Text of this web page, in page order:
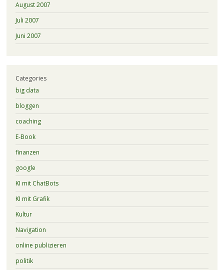
August 2007
Juli 2007
Juni 2007
Categories
big data
bloggen
coaching
E-Book
finanzen
google
KI mit ChatBots
KI mit Grafik
Kultur
Navigation
online publizieren
politik